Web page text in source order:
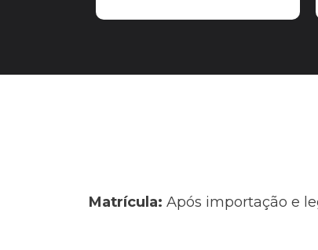
Matrícula: Após importação e